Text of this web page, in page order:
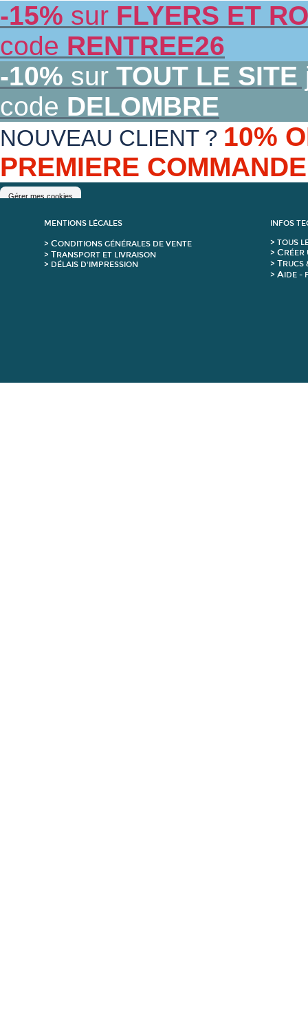
-15% sur FLYERS ET
code RENTREE26
-10% sur TOUT LE SITE
code DELOMBRE
NOUVEAU CLIENT ? 10%
PREMIERE
Gérer mes cookies
MENTIONS LÉGALES INFOS
> CONDITIONS GÉNÉRALES DE VENTE
> TRANSPORT ET LIVRAISON
> DÉLAIS D'IMPRESSION
> TOUS
> C
> TRUCS
> A IDE -